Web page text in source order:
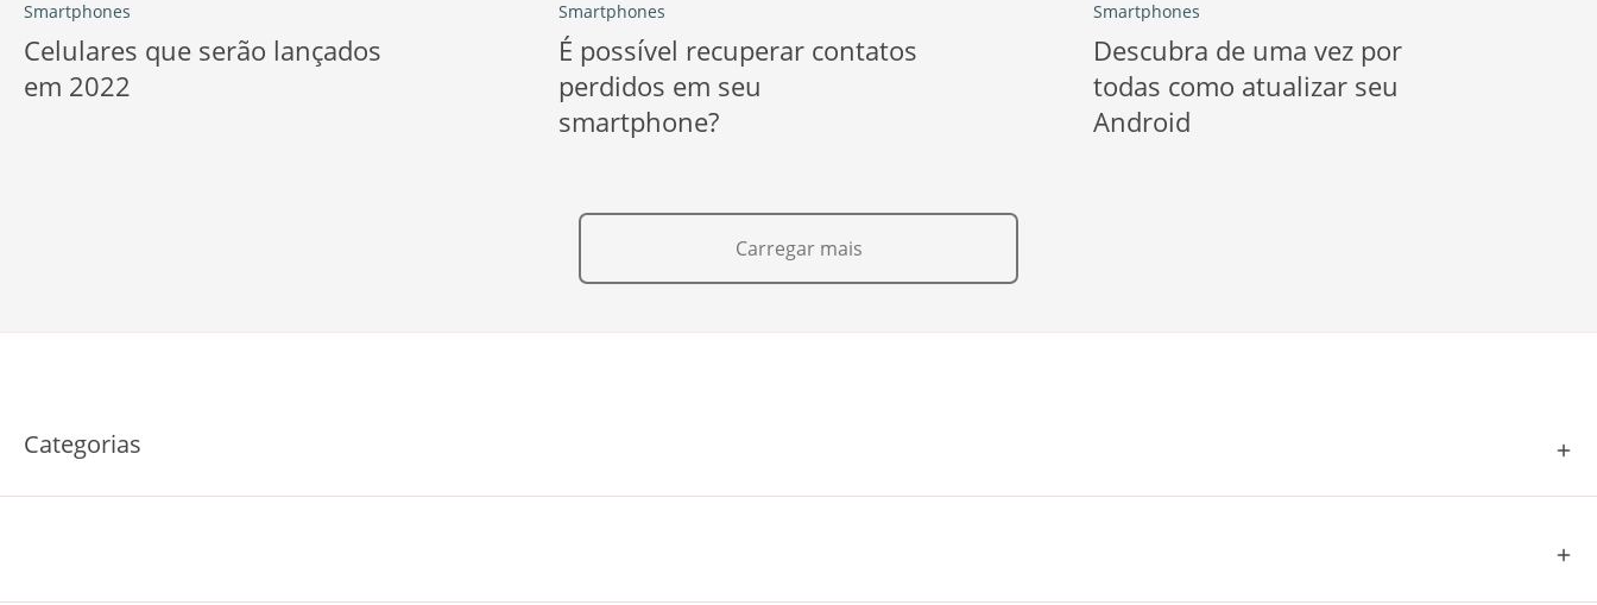
Smartphones
Celulares que serão lançados
em 2022
Smartphones
É possível recuperar contatos
perdidos em seu
smartphone?
Smartphones
Descubra de uma vez por
todas como atualizar seu
Android
Carregar mais
Categorias